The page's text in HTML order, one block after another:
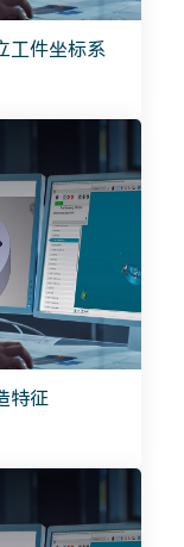
工件坐标系
特征